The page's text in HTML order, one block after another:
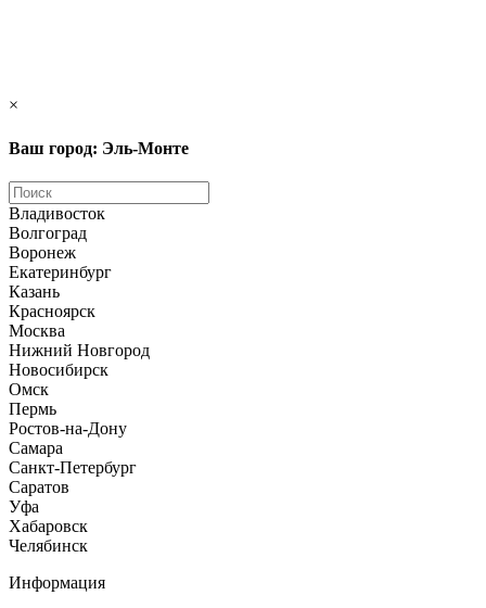
×
Ваш город: Эль-Монте
Владивосток
Волгоград
Воронеж
Екатеринбург
Казань
Красноярск
Москва
Нижний Новгород
Новосибирск
Омск
Пермь
Ростов-на-Дону
Самара
Санкт-Петербург
Саратов
Уфа
Хабаровск
Челябинск
Информация